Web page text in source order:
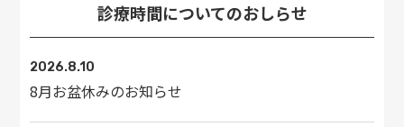
診療時間についてのおしらせ
2026.8.10
8月お盆休みのお知らせ